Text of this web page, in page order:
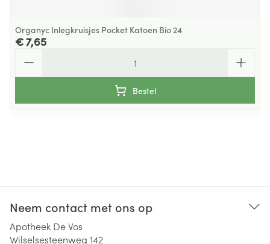
Organyc Inlegkruisjes Pocket Katoen Bio 24
€ 7,65
Bestel
Neem contact met ons op
Apotheek De Vos
Wilselsesteenweg 142